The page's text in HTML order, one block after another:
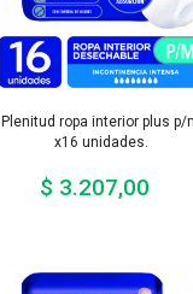
Plenitud ropa interior plus p/
x16 unidades.
$ 3.207,00